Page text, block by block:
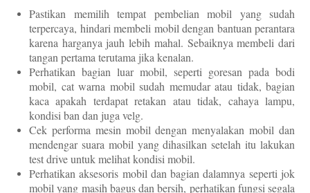
Pastikan memilih tempat pembelian mobil yang sudah
terpercaya, hindari membeli mobil dengan bantuan perantara
karena harganya jauh lebih mahal. Sebaiknya membeli dari
tangan pertama terutama jika kenalan.
Perhatikan bagian luar mobil, seperti goresan pada bodi
mobil, cat warna mobil sudah memudar atau tidak, bagian
kaca apakah terdapat retakan atau tidak, cahaya lampu,
kondisi ban dan juga velg.
Cek performa mesin mobil dengan menyalakan mobil dan
mendengar suara mobil yang dihasilkan setelah itu lakukan
test drive untuk melihat kondisi mobil.
Perhatikan aksesoris mobil dan bagian dalamnya seperti jok
mobil yang masih bagus dan bersih, perhatikan fungsi segala